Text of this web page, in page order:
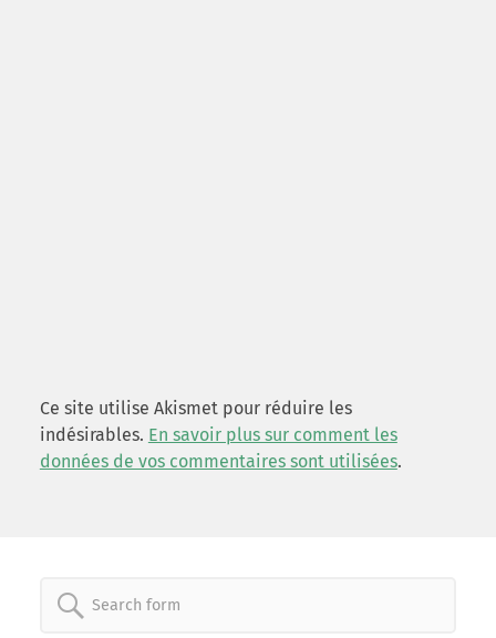
Ce site utilise Akismet pour réduire les
indésirables. En savoir plus sur comment les
données de vos commentaires sont utilisées.
Search